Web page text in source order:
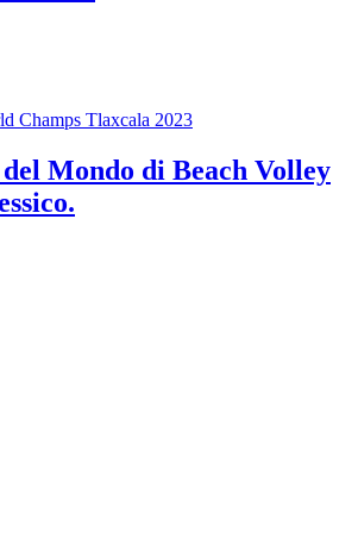
Champs Tlaxcala 2023
Mondo di Beach Volley